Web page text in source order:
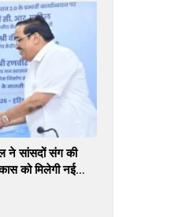
ने सांसदों संग की
को मिलेगी नई…